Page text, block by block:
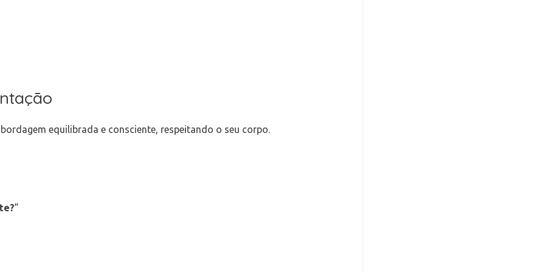
equilibrada e consciente, respeitando o seu corpo.
”